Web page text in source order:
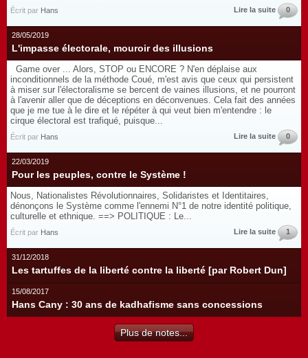
Écrit par Hans Lire la suite 0
28/05/2019
L'impasse électorale, mouroir des illusions
Game over ... Alors, STOP ou ENCORE ? N'en déplaise aux
inconditionnels de la méthode Coué, m'est avis que ceux qui persistent
à miser sur l'électoralisme se bercent de vaines illusions, et ne pourront
à l'avenir aller que de déceptions en déconvenues. Cela fait des années
que je me tue à le dire et le répéter à qui veut bien m'entendre : le
cirque électoral est trafiqué, puisque...
Écrit par Hans Lire la suite 0
22/03/2019
Pour les peuples, contre le Système !
Nous, Nationalistes Révolutionnaires, Solidaristes et Identitaires,
dénonçons le Système comme l'ennemi N°1 de notre identité politique,
culturelle et ethnique. ==> POLITIQUE : Le...
Écrit par Hans Lire la suite 1
31/12/2018
Les tartuffes de la liberté contre la liberté [par Robert Dun]
15/08/2017
Hans Cany : 30 ans de kadhafisme sans concessions
Plus de notes...